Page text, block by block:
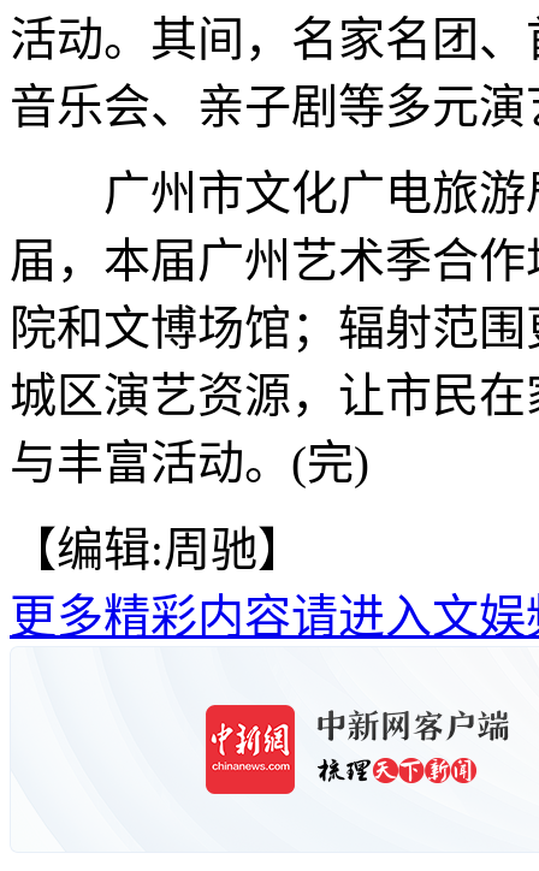
活动。其间，名家名团
音乐会、亲子剧等多元
广州市文化广电旅游
届，本届广州艺术季合
院和文博场馆；辐射范
城区演艺资源，让市民
与丰富活动。(完)
【编辑:周驰】
更多精彩内容请进入文娱